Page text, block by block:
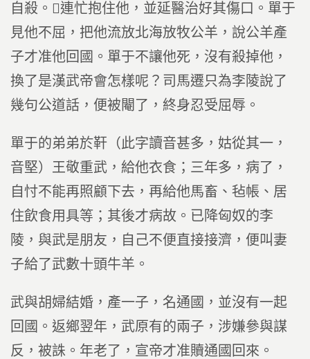
自殺。連忙抱住他，並延醫治好其傷口。單于
見他不屈，把他流放北海放牧公羊，說公羊產
子才准他回國。單于不讓他死，沒有殺掉他，
換了是漢武帝會怎樣呢？司馬遷只為李陵說了
幾句公道話，便被閹了，終身忍受屈辱。
單于的弟弟於靬（此字讀音甚多，姑從其一，
音堅）王敬重武，給他衣食；三年多，病了，
自忖不能再照顧下去，再給他馬畜、毡帳、居
住飲食用具等；其後才病故。已降匈奴的李
陵，與武是朋友，自己不便直接接濟，便叫妻
子給了武數十頭牛羊。
武與胡婦結婚，產一子，名通國，並沒有一起
回國。返鄉翌年，武原有的兩子，涉嫌參與謀
反，被誅。年老了，宣帝才准贖通國回來。